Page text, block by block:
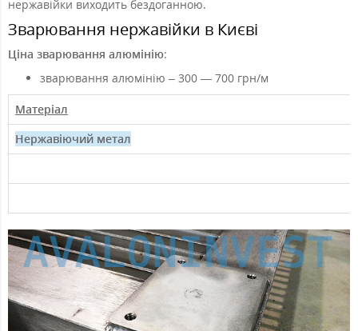
нержавійки виходить бездоганною.
Зварювання нержавійки в Києві
Ціна зварювання алюмінію:
зварювання алюмінію – 300 — 700 грн/м
Матеріал
Нержавіючий метал